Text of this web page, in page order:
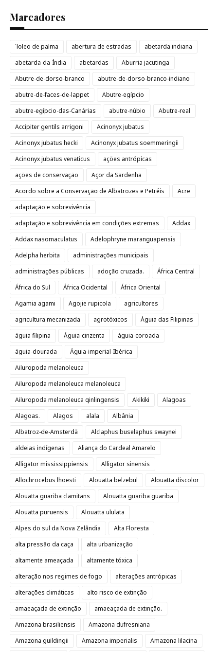
Marcadores
´loleo de palma abertura de estradas
abetarda indiana
abetarda-da-Índia
abetardas
Aburria jacutinga
Abutre-de-dorso-branco
abutre-de-dorso-branco-indiano
abutre-de-faces-de-lappet
Abutre-egípcio
abutre-egípcio-das-Canárias
abutre-núbio
Abutre-real
Accipiter gentils arrigoni
Acinonyx jubatus
Acinonyx jubatus hecki
Acinonyx jubatus soemmeringii
Acinonyx jubatus venaticus
ações antrópicas
ações de conservação
Açor da Sardenha
Acordo sobre a Conservação de Albatrozes e Petréis
Acre
adaptação e sobrevivência
adaptação e sobrevivência em condições extremas
Addax
Addax nasomaculatus
Adelophryne maranguapensis
Adelpha herbita
administrações municipais
administrações públicas
adoção cruzada.
África Central
África do Sul
África Ocidental
África Oriental
Agamia agami
Agojie rupicola
agricultores
agricultura mecanizada
agrotóxicos
Águia das Filipinas
águia filipina
Águia-cinzenta
águia-coroada
águia-dourada
Águia-imperial-Ibérica
Ailuropoda melanoleuca
Ailuropoda melanoleuca melanoleuca
Ailuropoda melanoleuca qinlingensis
Akikiki
Alagoas
Alagoas.
Alagos alala
Albânia
Albatroz-de-Amsterdã
Alclaphus buselaphus swaynei
aldeias indígenas
Aliança do Cardeal Amarelo
Alligator mississippiensis
Alligator sinensis
Allochrocebus lhoesti
Alouatta belzebul
Alouatta discolor
Alouatta guariba clamitans
Alouatta guariba guariba
Alouatta puruensis
Alouatta ululata
Alpes do sul da Nova Zelândia
Alta Floresta
alta pressão da caça
alta urbanização
altamente ameaçada
altamente tóxica
alteração nos regimes de fogo
alterações antrópicas
alterações climáticas
alto risco de extinção
amaeaçada de extinção
amaeaçada de extinção.
Amazona brasiliensis
Amazona dufresniana
Amazona guildingii
Amazona imperialis
Amazona lilacina